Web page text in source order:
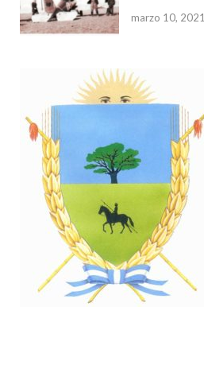
marzo 10, 2021